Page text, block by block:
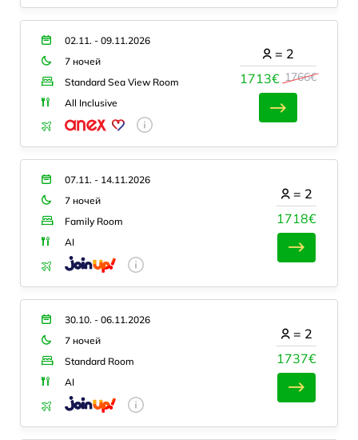
02.11. - 09.11.2026
7 ночей
Standard Sea View Room
All Inclusive
1713€ 1766€
= 2
07.11. - 14.11.2026
7 ночей
Family Room
AI
1718€
= 2
30.10. - 06.11.2026
7 ночей
Standard Room
AI
1737€
= 2